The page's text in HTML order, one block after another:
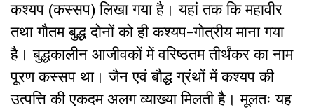
कश्यप (कस्सप) लिखा गया है। यहां तक कि महावीर
तथा गौतम बुद्ध दोनों को ही कश्यप-गोत्रीय माना गया
है। बुद्धकालीन आजीवकों में वरिष्ठतम तीर्थंकर का नाम
पूरण कस्सप था। जैन एवं बौद्ध ग्रंथों में कश्यप की
उत्पत्ति की एकदम अलग व्याख्या मिलती है। मूलतः यह